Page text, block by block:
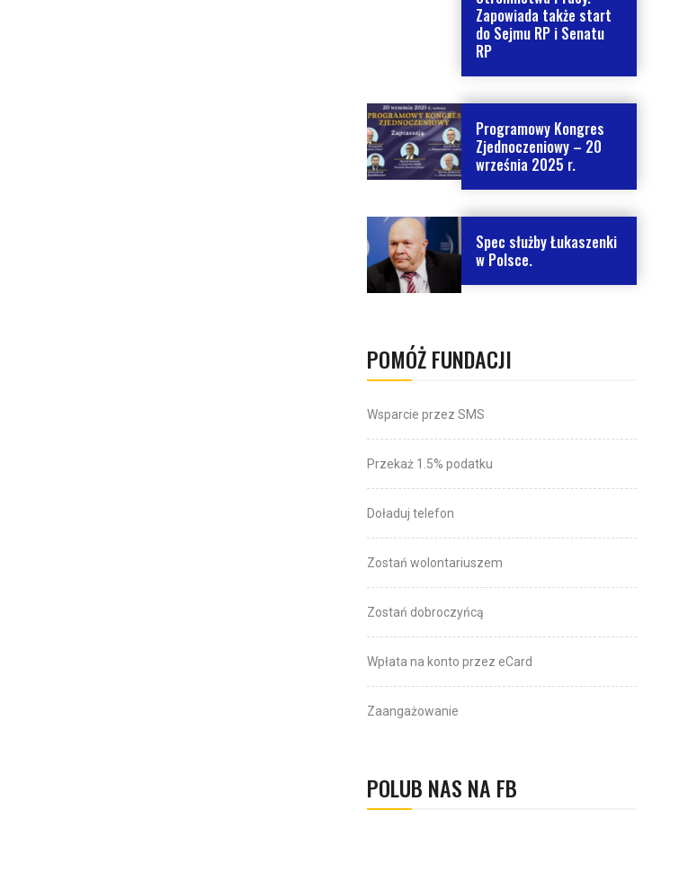
Zapowiada także start
do Sejmu RP i Senatu
RP
Programowy Kongres
Zjednoczeniowy – 20
września 2025 r.
Spec służby Łukaszenki
w Polsce.
POMÓŻ FUNDACJI
Wsparcie przez SMS
Przekaż 1.5% podatku
Doładuj telefon
Zostań wolontariuszem
Zostań dobroczyńcą
Wpłata na konto przez eCard
Zaangażowanie
POLUB NAS NA FB